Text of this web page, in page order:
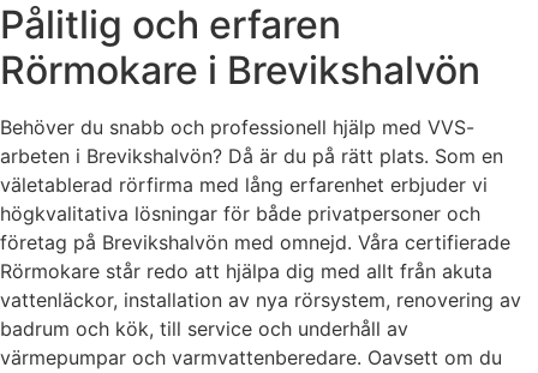
Pålitlig och erfaren
Rörmokare i Brevikshalvön
Behöver du snabb och professionell hjälp med VVS-
arbeten i Brevikshalvön? Då är du på rätt plats. Som en
väletablerad rörfirma med lång erfarenhet erbjuder vi
högkvalitativa lösningar för både privatpersoner och
företag på Brevikshalvön med omnejd. Våra certifierade
Rörmokare står redo att hjälpa dig med allt från akuta
vattenläckor, installation av nya rörsystem, renovering av
badrum och kök, till service och underhåll av
värmepumpar och varmvattenberedare. Oavsett om du